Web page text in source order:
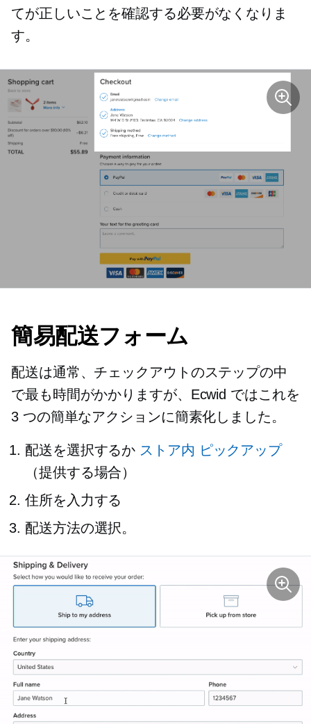
てが正しいことを確認する必要がなくなりま
す。
簡易配送フォーム
配送は通常、チェックアウトのステップの中
で最も時間がかかりますが、Ecwid ではこれを
3 つの簡単なアクションに簡素化しました。
配送を選択するか ストア内 ピックアップ
（提供する場合）
住所を入力する
配送方法の選択。